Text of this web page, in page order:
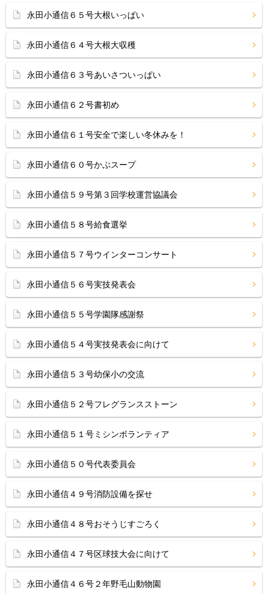
永田小通信６５号大根いっぱい
永田小通信６４号大根大収穫
永田小通信６３号あいさついっぱい
永田小通信６２号書初め
永田小通信６１号安全で楽しい冬休みを！
永田小通信６０号かぶスープ
永田小通信５９号第３回学校運営協議会
永田小通信５８号給食選挙
永田小通信５７号ウインターコンサート
永田小通信５６号実技発表会
永田小通信５５号学園隊感謝祭
永田小通信５４号実技発表会に向けて
永田小通信５３号幼保小の交流
永田小通信５２号フレグランスストーン
永田小通信５１号ミシンボランティア
永田小通信５０号代表委員会
永田小通信４９号消防設備を探せ
永田小通信４８号おそうじすごろく
永田小通信４７号区球技大会に向けて
永田小通信４６号２年野毛山動物園